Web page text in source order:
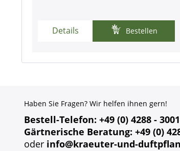
Details Bestellen
Haben Sie Fragen? Wir helfen ihnen gern!
Bestell-Telefon: +49 (0) 4288 -
Gärtnerische Beratung: +49 (0)
oder info@kraeuter-und-